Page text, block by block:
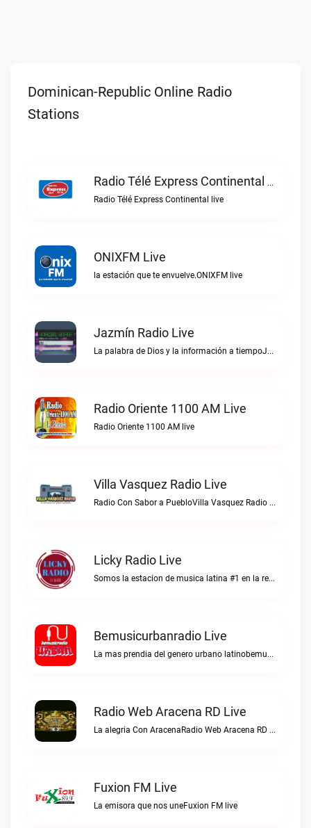
Dominican-Republic Online Radio
Stations
Radio Télé Express Continental Live
Radio Télé Express Continental live
ONIXFM Live
la estación que te envuelve.ONIXFM live
Jazmín Radio Live
La palabra de Dios y la información a tiempoJazmín Radio live
Radio Oriente 1100 AM Live
Radio Oriente 1100 AM live
Villa Vasquez Radio Live
Radio Con Sabor a PuebloVilla Vasquez Radio live
Licky Radio Live
Somos la estacion de musica latina #1 en la red.Licky Radio live
Bemusicurbanradio Live
La mas prendia del genero urbano latinobemusicurbanradio live
Radio Web Aracena RD Live
La alegria Con AracenaRadio Web Aracena RD live
Fuxion FM Live
La emisora que nos uneFuxion FM live